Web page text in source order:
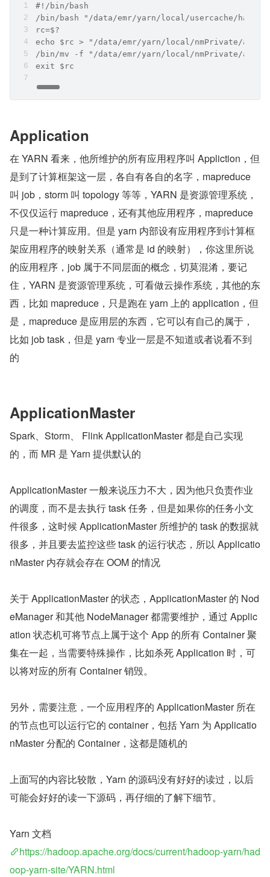
#!/bin/bash
/bin/bash "/data/emr/yarn/local/usercache/hadoop/
rc=$?
echo $rc > "/data/emr/yarn/local/nmPrivate/
/bin/mv -f "/data/emr/yarn/local/nmPrivate/
exit $rc
Application
在 YARN 看来，他所维护的所有应用程序叫 Appliction，但
是到了计算框架这一层，各自有各自的名字，mapreduce
叫 job，storm 叫 topology 等等，YARN 是资源管理系统，
不仅仅运行 mapreduce，还有其他应用程序，mapreduce
只是一种计算应用。但是 yarn 内部设有应用程序到计算框
架应用程序的映射关系（通常是 id 的映射），你这里所说
的应用程序，job 属于不同层面的概念，切莫混淆，要记
住，YARN 是资源管理系统，可看做云操作系统，其他的东
西，比如 mapreduce，只是跑在 yarn 上的 application，但
是，mapreduce 是应用层的东西，它可以有自己的属于，
比如 job task，但是 yarn 专业一层是不知道或者说看不到
的
ApplicationMaster
Spark、Storm、 Flink ApplicationMaster 都是自己实现
的，而 MR 是 Yarn 提供默认的
ApplicationMaster 一般来说压力不大，因为他只负责作业
的调度，而不是去执行 task 任务，但是如果你的任务小文
件很多，这时候 ApplicationMaster 所维护的 task 的数据就
很多，并且要去监控这些 task 的运行状态，所以 Applicatio
nMaster 内存就会存在 OOM 的情况
关于 ApplicationMaster 的状态，ApplicationMaster 的 Nod
eManager 和其他 NodeManager 都需要维护，通过 Applic
ation 状态机可将节点上属于这个 App 的所有 Container 聚
集在一起，当需要特殊操作，比如杀死 Application 时，可
以将对应的所有 Container 销毁。
另外，需要注意，一个应用程序的 ApplicationMaster 所在
的节点也可以运行它的 container，包括 Yarn 为 Applicatio
nMaster 分配的 Container，这都是随机的
上面写的内容比较散，Yarn 的源码没有好好的读过，以后
可能会好好的读一下源码，再仔细的了解下细节。
Yarn 文档
https://hadoop.apache.org/docs/current/hadoop-yarn/had
oop-yarn-site/YARN.html